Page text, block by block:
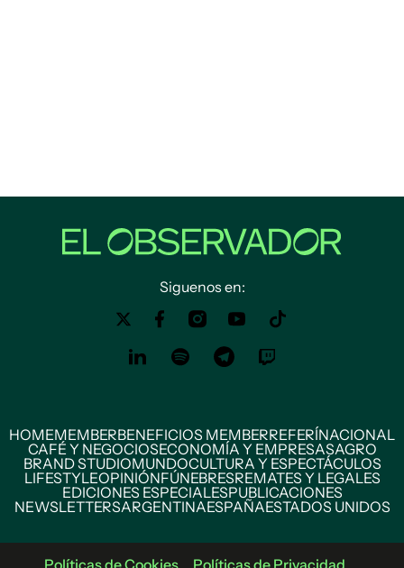
Siguenos en:
HOMEMEMBERBENEFICIOS MEMBERREFERÍNACIONAL
CAFÉ Y NEGOCIOSECONOMÍA Y EMPRESASAGRO
BRAND STUDIOMUNDOCULTURA Y ESPECTÁCULOS
LIFESTYLEOPINIÓNFÚNEBRESREMATES Y LEGALES
EDICIONES ESPECIALESPUBLICACIONES
NEWSLETTERSARGENTINAESPAÑAESTADOS UNIDOS
Políticas de Cookies Políticas de Privacidad